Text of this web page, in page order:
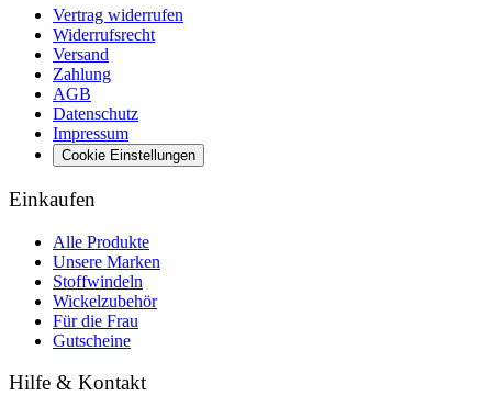
Vertrag widerrufen
Widerrufsrecht
Versand
Zahlung
AGB
Datenschutz
Impressum
Cookie Einstellungen
Einkaufen
Alle Produkte
Unsere Marken
Stoffwindeln
Wickelzubehör
Für die Frau
Gutscheine
Hilfe & Kontakt